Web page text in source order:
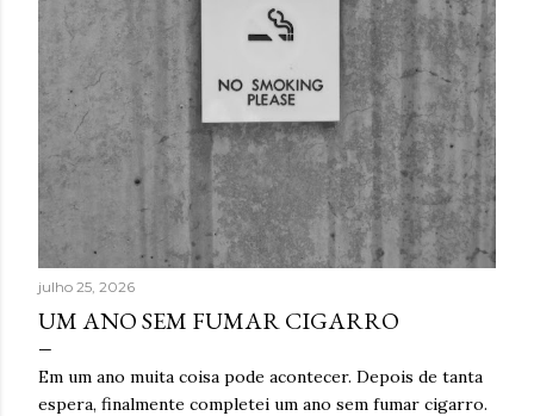
julho 25, 2026
UM ANO SEM FUMAR CIGARRO
Em um ano muita coisa pode acontecer. Depois de tanta
espera, finalmente completei um ano sem fumar cigarro.